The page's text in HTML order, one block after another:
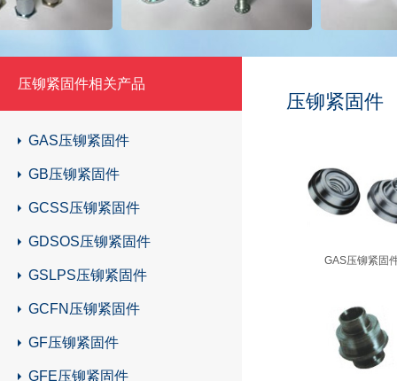
压铆紧固件相关产品
GAS压铆紧固件
GB压铆紧固件
GCSS压铆紧固件
GDSOS压铆紧固件
GSLPS压铆紧固件
GCFN压铆紧固件
GF压铆紧固件
GFE压铆紧固件
压铆紧固件
GAS压铆紧固